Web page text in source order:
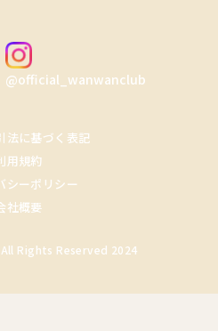
@official_wanwanclub
法に基づく表記
用規約
シーポリシー
社概要
Rights Reserved 2024